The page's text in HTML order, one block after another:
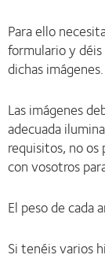
Para ello
formulario y
dichas imágenes.
Las imágenes
adecuada
requisitos, no
con vosotros
El peso de cada
Si tenéis varios